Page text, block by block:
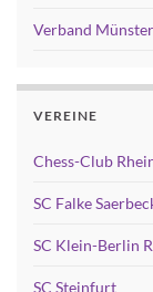
Verband
VEREINE
Chess-Club
SC Falke
SC Klein-Berlin
SC Steinfurt